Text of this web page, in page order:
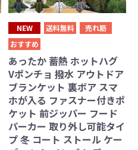
NEW 送料無料
売れ筋
おすすめ
あったか 蓄熱 ホットハグ
Vポンチョ 撥水 アウトドア
ブランケット 裏ボア スマ
ホが入る ファスナー付きポ
ケット 前ジッパー フード
パーカー 取り外し可能タイ
プ 冬 コート ストール ケー